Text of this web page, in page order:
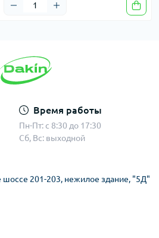
Время работы
Пн-Пт: с 8:30 до 17:30
Сб, Вс: выходной
шоссе 201-203, нежилое здание, "5Д"